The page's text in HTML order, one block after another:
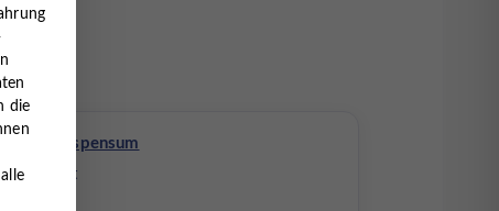
Arbeitspensum
Teilzeit
die